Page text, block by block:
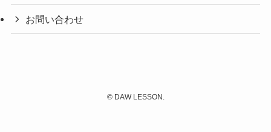
お問い合わせ
©DAW LESSON.